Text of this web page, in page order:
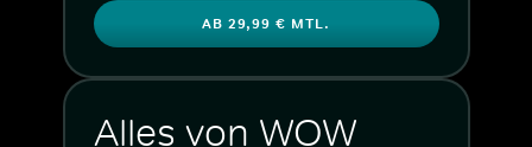
AB 29,99 € MTL.
Alles von WOW